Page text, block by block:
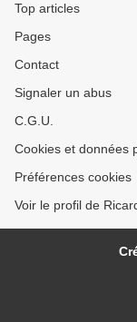
Top articles
Pages
Contact
Signaler un abus
C.G.U.
Cookies et données
Préférences cookies
Voir le profil de